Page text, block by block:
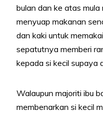
bulan dan ke atas
menyuap makanan
dan kaki untuk
sepatutnya memberi
kepada si kecil supaya
Walaupun majoriti ibu
membenarkan si kecil